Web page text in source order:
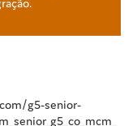
g5-senior-